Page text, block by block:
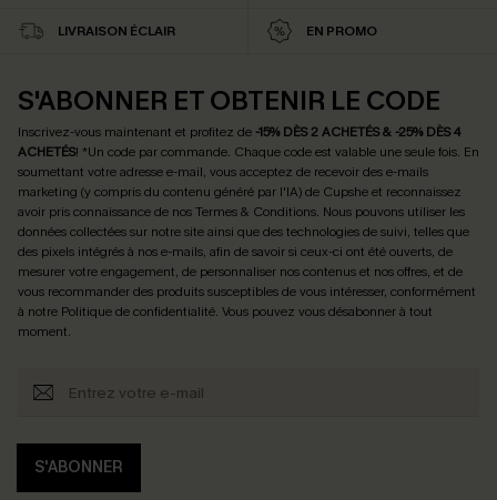
LIVRAISON ÉCLAIR EN PROMO
S'ABONNER ET OBTENIR LE CODE
Inscrivez-vous maintenant et profitez de -15% DÈS 2 ACHETÉS & -25% DÈS 4
ACHETÉS! *Un code par commande. Chaque code est valable une seule fois. En
soumettant votre adresse e-mail, vous acceptez de recevoir des e-mails
marketing (y compris du contenu généré par l'IA) de Cupshe et reconnaissez
avoir pris connaissance de nosTermes & Conditions. Nous pouvons utiliser les
données collectées sur notre site ainsi que des technologies de suivi, telles que
des pixels intégrés à nos e-mails, afin de savoir si ceux-ci ont été ouverts, de
mesurer votre engagement, de personnaliser nos contenus et nos offres, et de
vous recommander des produits susceptibles de vous intéresser, conformément
à notre Politique de confidentialité. Vous pouvez vous désabonner à tout
moment.
S'ABONNER